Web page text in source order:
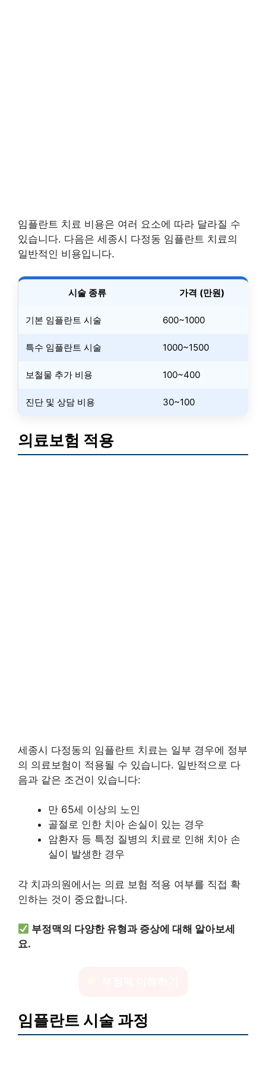
임플란트 치료 비용은 여러 요소에 따라 달라질 수
있습니다. 다음은 세종시 다정동 임플란트 치료의
일반적인 비용입니다.
시술 종류 가격 (만원)
기본 임플란트 시술 600~1000
특수 임플란트 시술 1000~1500
보철물 추가 비용 100~400
진단 및 상담 비용 30~100
의료보험 적용
세종시 다정동의 임플란트 치료는 일부 경우에 정부
의 의료보험이 적용될 수 있습니다. 일반적으로 다
음과 같은 조건이 있습니다:
만 65세 이상의 노인
골절로 인한 치아 손실이 있는 경우
암환자 등 특정 질병의 치료로 인해 치아 손
실이 발생한 경우
각 치과의원에서는 의료 보험 적용 여부를 직접 확
인하는 것이 중요합니다.
부정맥의 다양한 유형과 증상에 대해 알아보세
요.
임플란트 시술 과정